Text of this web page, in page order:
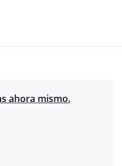
ahora mismo.